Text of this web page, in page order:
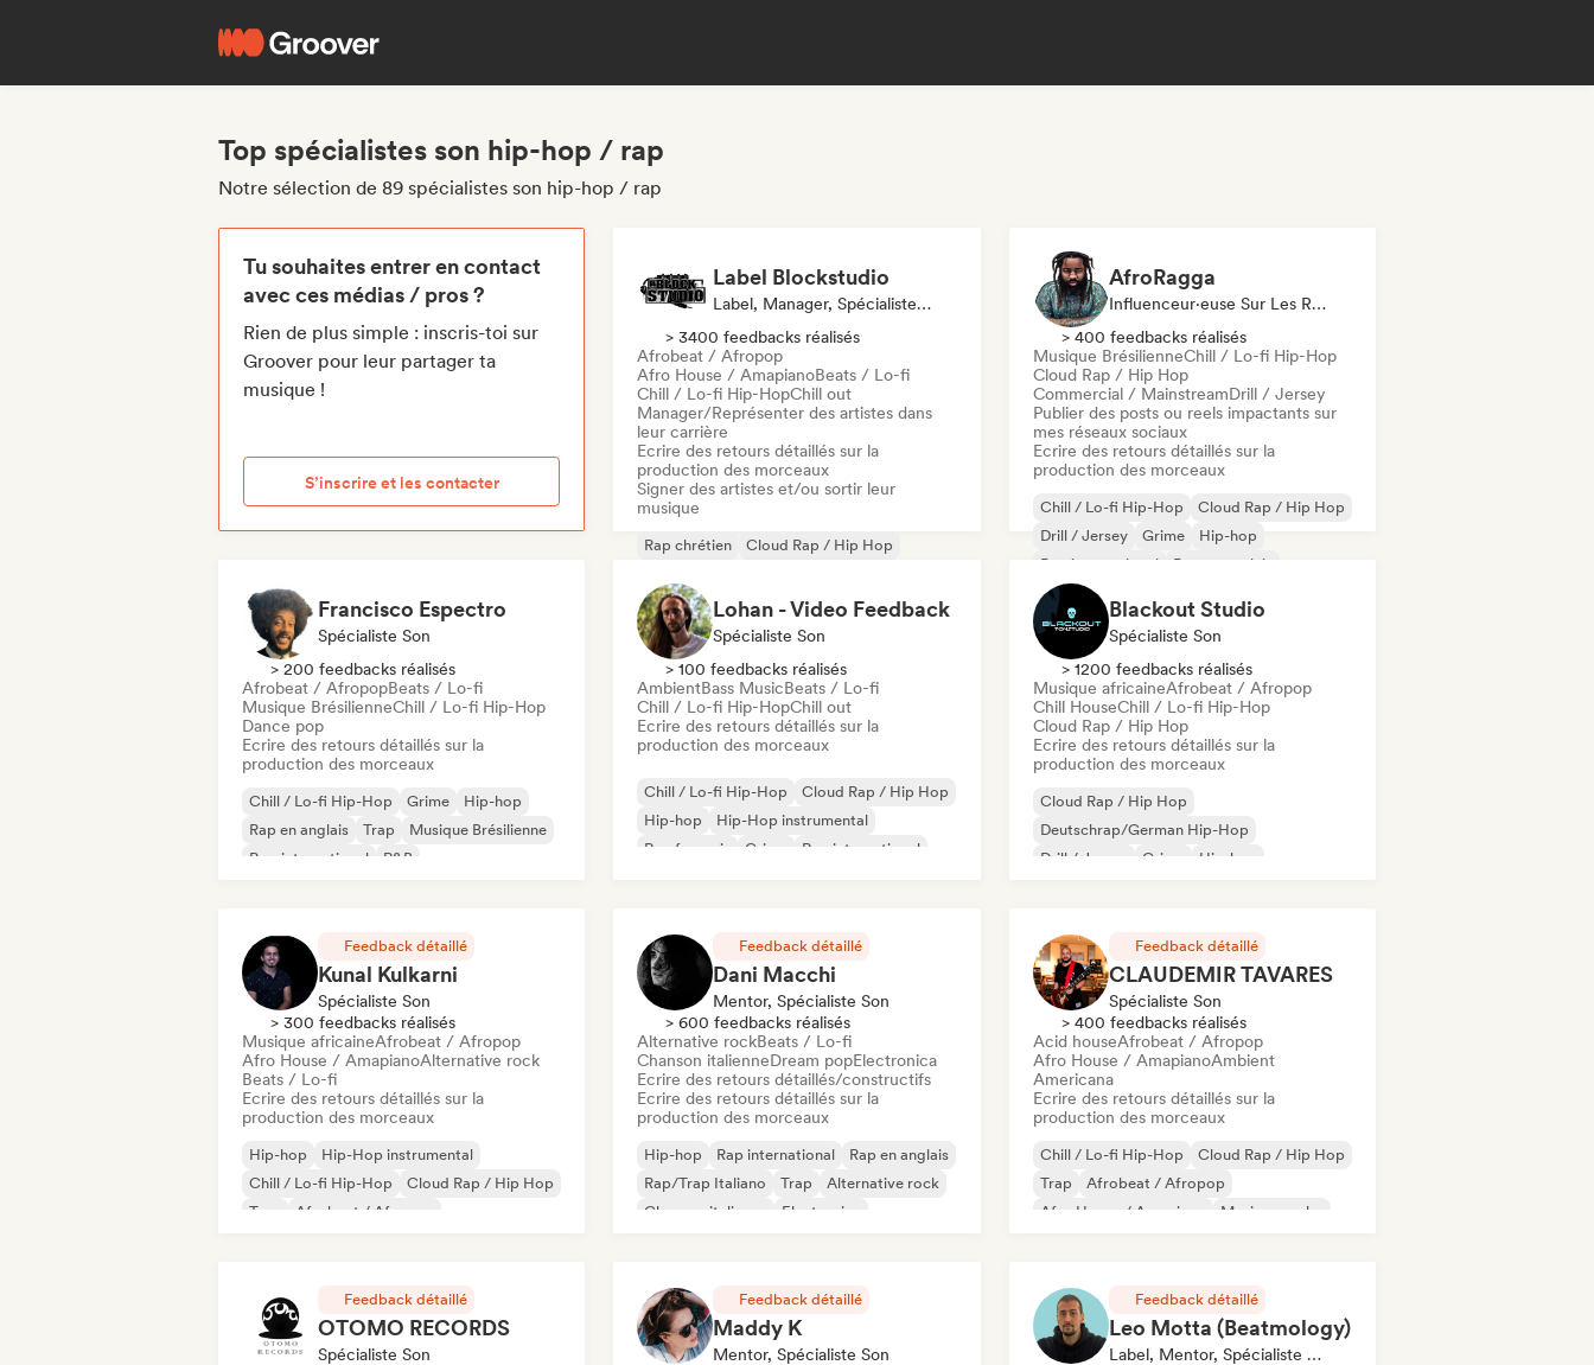
Top spécialistes son hip-hop / rap
Notre sélection de 89 spécialistes son hip-hop / rap
Tu souhaites entrer en contact
avec ces médias / pros ?
Rien de plus simple : inscris-toi sur
Groover pour leur partager ta
musique !
S’inscrire et les contacter
Label Blockstudio
Label, Manager, Spécialiste Son
> 3400 feedbacks réalisés
Afrobeat / Afropop
Afro House / AmapianoBeats / Lo-fi
Chill / Lo-fi Hip-HopChill out
Manager/Représenter des artistes dans
leur carrière
Ecrire des retours détaillés sur la
production des morceaux
Signer des artistes et/ou sortir leur
musique
Rap chrétien
Cloud Rap / Hip Hop
Hip-hop
Hip-Hop instrumental
Rap international
Nederhop/Dutch Hip-Hop
AfroRagga
Influenceur·euse Sur Les Réseaux Sociaux, Spécialiste Son
> 400 feedbacks réalisés
Musique BrésilienneChill / Lo-fi Hip-Hop
Cloud Rap / Hip Hop
Commercial / MainstreamDrill / Jersey
Publier des posts ou reels impactants sur
mes réseaux sociaux
Ecrire des retours détaillés sur la
production des morceaux
Chill / Lo-fi Hip-Hop
Cloud Rap / Hip Hop
Drill / Jersey
Grime
Hip-hop
Rap international
Rap en anglais
Rap francais
Francisco Espectro
Spécialiste Son
> 200 feedbacks réalisés
Afrobeat / AfropopBeats / Lo-fi
Musique BrésilienneChill / Lo-fi Hip-Hop
Dance pop
Ecrire des retours détaillés sur la
production des morceaux
Chill / Lo-fi Hip-Hop Grime
Hip-hop
Rap en anglais
Trap
Musique Brésilienne
Pop international
R&B
Lohan - Video Feedback
Spécialiste Son
> 100 feedbacks réalisés
AmbientBass MusicBeats / Lo-fi
Chill / Lo-fi Hip-HopChill out
Ecrire des retours détaillés sur la
production des morceaux
Chill / Lo-fi Hip-Hop
Cloud Rap / Hip Hop
Hip-hop
Hip-Hop instrumental
Rap francais
Grime
Rap international
Blackout Studio
Spécialiste Son
> 1200 feedbacks réalisés
Musique africaineAfrobeat / Afropop
Chill HouseChill / Lo-fi Hip-Hop
Cloud Rap / Hip Hop
Ecrire des retours détaillés sur la
production des morceaux
Cloud Rap / Hip Hop
Deutschrap/German Hip-Hop
Drill / Jersey
Grime
Hip-hop
Feedback détaillé
Kunal Kulkarni
Spécialiste Son
> 300 feedbacks réalisés
Musique africaineAfrobeat / Afropop
Afro House / AmapianoAlternative rock
Beats / Lo-fi
Ecrire des retours détaillés sur la
production des morceaux
Hip-hop
Hip-Hop instrumental
Chill / Lo-fi Hip-Hop
Cloud Rap / Hip Hop
Trap
Afrobeat / Afropop
Feedback détaillé
Dani Macchi
Mentor, Spécialiste Son
> 600 feedbacks réalisés
Alternative rockBeats / Lo-fi
Chanson italienneDream popElectronica
Ecrire des retours détaillés/constructifs
Ecrire des retours détaillés sur la
production des morceaux
Hip-hop Rap international
Rap en anglais
Rap/Trap Italiano
Trap
Alternative rock
Chanson italienne
Electronica
Feedback détaillé
CLAUDEMIR TAVARES
Spécialiste Son
> 400 feedbacks réalisés
Acid houseAfrobeat / Afropop
Afro House / AmapianoAmbient
Americana
Ecrire des retours détaillés sur la
production des morceaux
Chill / Lo-fi Hip-Hop
Cloud Rap / Hip Hop
Trap
Afrobeat / Afropop
Afro House / Amapiano
Musique arabe
Feedback détaillé
OTOMO RECORDS
Spécialiste Son
Feedback détaillé
Maddy K
Mentor, Spécialiste Son
Feedback détaillé
Leo Motta (Beatmology)
Label, Mentor, Spécialiste Son